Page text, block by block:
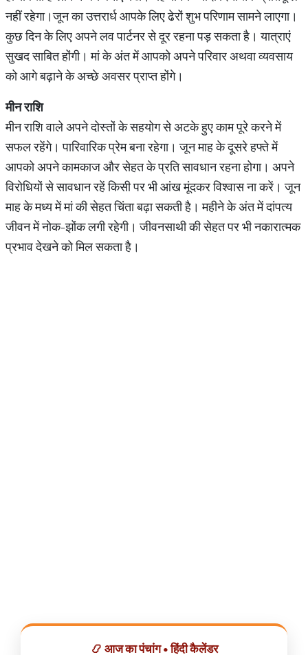
नहीं रहेगा।जून का उत्तरार्ध आपके लिए ढेरों शुभ परिणाम सामने लाएगा।
कुछ दिन के लिए अपने लव पार्टनर से दूर रहना पड़ सकता है। यात्राएं
सुखद साबित होंगी। मां के अंत में आपको अपने परिवार अथवा व्यवसाय
को आगे बढ़ाने के अच्छे अवसर प्राप्त होंगे।
मीनराशि
मीन राशि वाले अपने दोस्तों के सहयोग से अटके हुए काम पूरे करने में
सफल रहेंगे। पारिवारिक प्रेम बना रहेगा। जून माह के दूसरे हफ्ते में
आपको अपने कामकाज और सेहत के प्रति सावधान रहना होगा। अपने
विरोधियों से सावधान रहें किसी पर भी आंख मूंदकर विश्वास ना करें। जून
माह के मध्य में मां की सेहत चिंता बढ़ा सकती है। महीने के अंत में दांपत्य
जीवन में नोक-झोंक लगी रहेगी। जीवनसाथी की सेहत पर भी नकारात्मक
प्रभाव देखने को मिल सकता है।
📿 आज का पंचांग • हिंदी कैलेंडर